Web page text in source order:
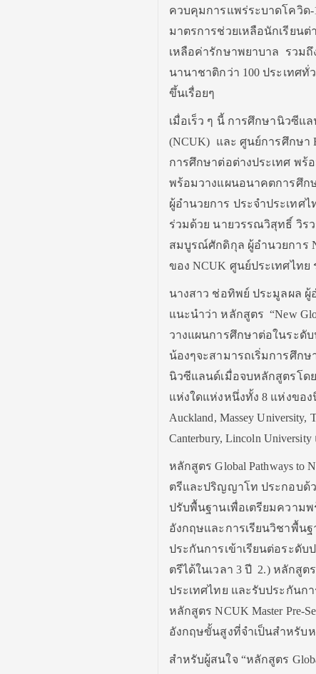
ควบคุมการแพร่ระบาดโควิด
มาตรการช่วยเหลือนักเรียน
เหลือค่ารักษาพยาบาล รวมถึ
นานาชาติกว่า 100 ประเทศ
ขึ้นเรื่อยๆ
เมื่อเร็ว ๆ นี้ การศึกษานิวซีแล
(NCUK) และ ศูนย์การศึกษา
การศึกษาต่อต่างประเทศ พร้อ
พร้อมวางแผนอนาคตการศึก
ผู้อำนวยการ ประจำประเท
ร่วมด้วย นายวรรณวิสุทธิ์ วิร
สมบูรณ์ศักดิกุล ผู้อำนวยการ
ของ NCUK ศูนย์ประเทศไท
นางสาว ช่อทิพย์ ประมูลผล
แนะนำว่า หลักสูตร “New
วางแผนการศึกษาต่อในระ
น้องๆจะสามารถเริ่มการศึก
นิวซีแลนด์เมื่อจบหลักสูตรโด
แห่งใดแห่งหนึ่งทั้ง 8 แห่งของนิ
Auckland, Massey University,
Canterbury, Lincoln
หลักสูตร Global Pathways
ตรีและปริญญาโท ประกอบด้วย
ปรับพื้นฐานเพื่อเตรียมความ
อังกฤษและการเรียนวิชาพื้น
ประกันการเข้าเรียนต่อระ
ตรีได้ในเวลา 3 ปี 2.) หลักสูต
ประเทศไทย และรับประกันก
หลักสูตร NCUK Master
อังกฤษขั้นสูงที่จำเป็นสำหรั
สำหรับผู้สนใจ “หลักสูตร